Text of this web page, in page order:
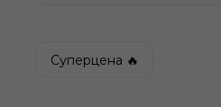
Суперцена 🔥